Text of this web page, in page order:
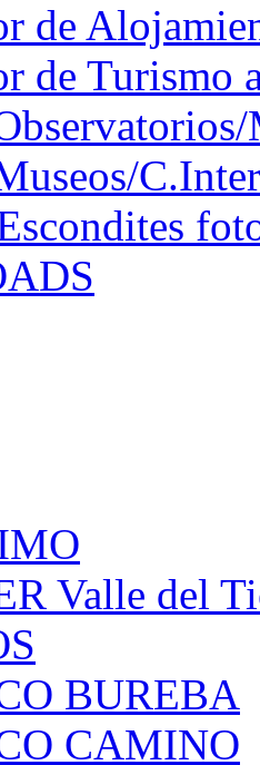
de
de Turismo
Valle del
BUREBA
CAMINO